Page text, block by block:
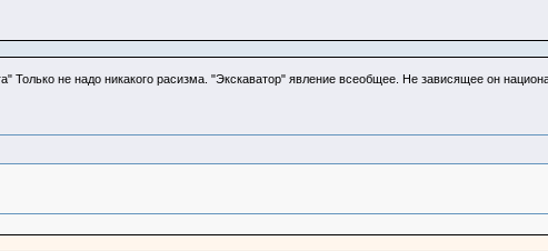
Только не надо никакого расизма. "Экскаватор" явление всеобщее. Не зависящее он